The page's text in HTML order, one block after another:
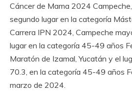
Cáncer de Mama 2024
segundo lugar en la categoría
Carrera IPN 2024, Campeche
lugar en la categoría 45-49 años
Maratón de Izamal, Yucatán y el
70.3, en la categoría 45-49 años
marzo de 2024.